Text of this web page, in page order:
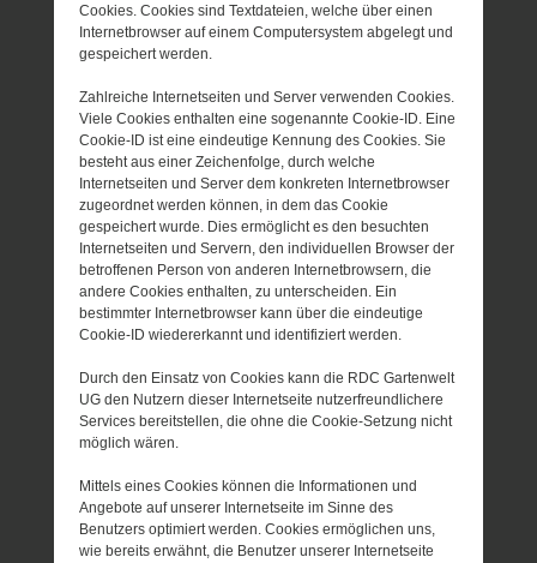
Cookies. Cookies sind Textdateien, welche über einen
Internetbrowser auf einem Computersystem abgelegt und
gespeichert werden.
Zahlreiche Internetseiten und Server verwenden Cookies.
Viele Cookies enthalten eine sogenannte Cookie-ID. Eine
Cookie-ID ist eine eindeutige Kennung des Cookies. Sie
besteht aus einer Zeichenfolge, durch welche
Internetseiten und Server dem konkreten Internetbrowser
zugeordnet werden können, in dem das Cookie
gespeichert wurde. Dies ermöglicht es den besuchten
Internetseiten und Servern, den individuellen Browser der
betroffenen Person von anderen Internetbrowsern, die
andere Cookies enthalten, zu unterscheiden. Ein
bestimmter Internetbrowser kann über die eindeutige
Cookie-ID wiedererkannt und identifiziert werden.
Durch den Einsatz von Cookies kann die RDC Gartenwelt
UG den Nutzern dieser Internetseite nutzerfreundlichere
Services bereitstellen, die ohne die Cookie-Setzung nicht
möglich wären.
Mittels eines Cookies können die Informationen und
Angebote auf unserer Internetseite im Sinne des
Benutzers optimiert werden. Cookies ermöglichen uns,
wie bereits erwähnt, die Benutzer unserer Internetseite